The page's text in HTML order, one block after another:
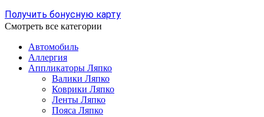
Получить бонусную карту
Смотреть все категории
Автомобиль
Аллергия
Аппликаторы Ляпко
Валики Ляпко
Коврики Ляпко
Ленты Ляпко
Пояса Ляпко